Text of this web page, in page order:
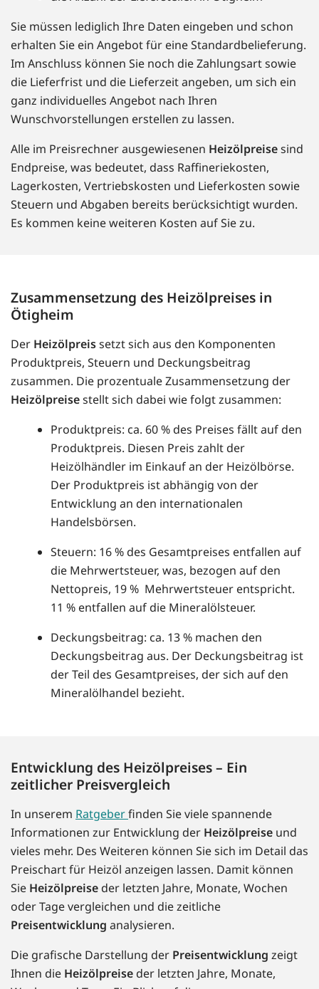
Sie müssen lediglich Ihre Daten eingeben und schon
erhalten Sie ein Angebot für eine Standardbelieferung.
Im Anschluss können Sie noch die Zahlungsart sowie
die Lieferfrist und die Lieferzeit angeben, um sich ein
ganz individuelles Angebot nach Ihren
Wunschvorstellungen erstellen zu lassen.
Alle im Preisrechner ausgewiesenen Heizölpreisesind
Endpreise, was bedeutet, dass Raffineriekosten,
Lagerkosten, Vertriebskosten und Lieferkosten sowie
Steuern und Abgaben bereits berücksichtigt wurden.
Es kommen keine weiteren Kosten auf Sie zu.
Zusammensetzung des Heizölpreises in
Ötigheim
Der Heizölpreissetzt sich aus den Komponenten
Produktpreis, Steuern und Deckungsbeitrag
zusammen. Die prozentuale Zusammensetzung der
Heizölpreisestellt sich dabei wie folgt zusammen:
Produktpreis: ca. 60 % des Preises fällt auf den
Produktpreis. Diesen Preis zahlt der
Heizölhändler im Einkauf an der Heizölbörse.
Der Produktpreis ist abhängig von der
Entwicklung an den internationalen
Handelsbörsen.
Steuern: 16 % des Gesamtpreises entfallen auf
die Mehrwertsteuer, was, bezogen auf den
Nettopreis, 19 % Mehrwertsteuer entspricht.
11 % entfallen auf die Mineralölsteuer.
Deckungsbeitrag: ca. 13 % machen den
Deckungsbeitrag aus. Der Deckungsbeitrag ist
der Teil des Gesamtpreises, der sich auf den
Mineralölhandel bezieht.
Entwicklung des Heizölpreises – Ein
zeitlicher Preisvergleich
In unserem Ratgeberfinden Sie viele spannende
Informationen zur Entwicklung der Heizölpreise und
vieles mehr. Des Weiteren können Sie sich im Detail das
Preischart für Heizöl anzeigen lassen. Damit können
Sie Heizölpreise der letzten Jahre, Monate, Wochen
oder Tage vergleichen und die zeitliche
Preisentwicklung analysieren.
Die grafische Darstellung der Preisentwicklung zeigt
Ihnen die Heizölpreise der letzten Jahre, Monate,